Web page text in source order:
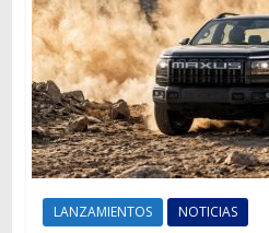
LANZAMIENTOS NOTICIAS